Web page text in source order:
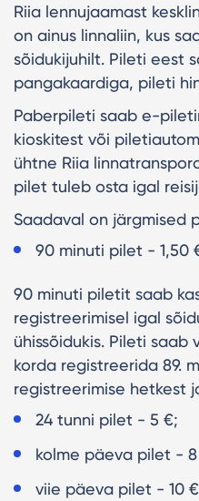
Riia lennujaamast
on ainus linnaliin, kus
sõidukijuhilt. Pileti eest
pangakaardiga, pileti
Paberpileti saab e-
kioskitest või
ühtne Riia
pilet tuleb osta igal
Saadaval on järgmised
90 minuti pilet - 1,50
90 minuti piletit saab
registreerimisel igal
ühissõidukis. Pileti saab
korda registreerida 89.
registreerimise hetkest
24 tunni pilet - 5 €;
kolme päeva pilet -
viie päeva pilet - 10